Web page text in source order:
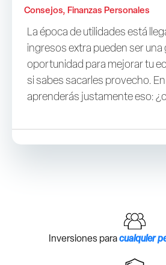
Consejos, Finanzas Personales
La época de utilidades está
ingresos extra pueden ser una
oportunidad para mejorar tu
si sabes sacarles provecho.
aprenderás justamente eso:
Inversiones paracualquier